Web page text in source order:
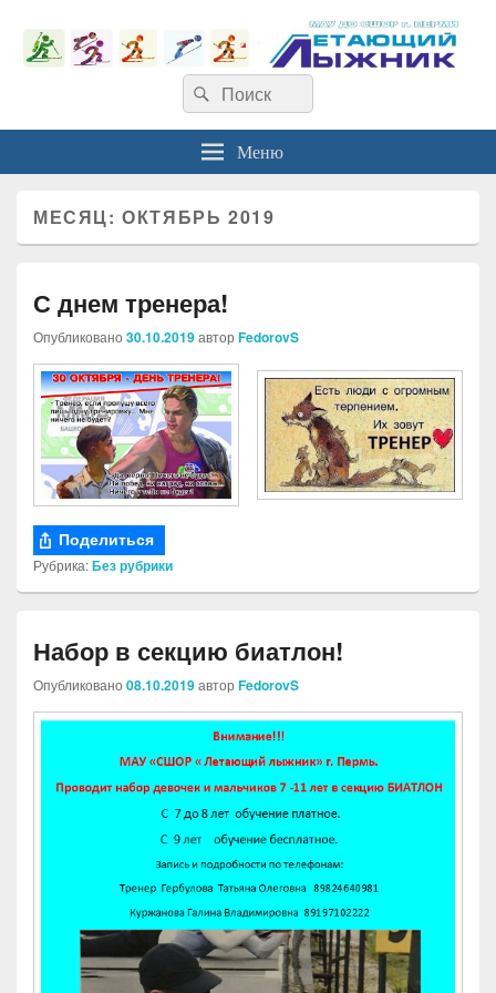
Найти:Поиск
Меню
МЕСЯЦ:ОКТЯБРЬ 2019
С днем тренера!
Опубликовано 30.10.2019автор FedorovS
Поделиться
Рубрика:Без рубрики
Набор в секцию биатлон!
Опубликовано 08.10.2019автор FedorovS